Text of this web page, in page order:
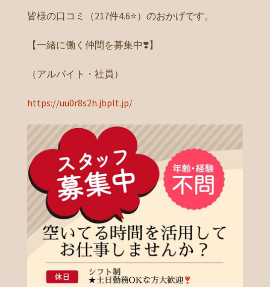
皆様の口コミ（217件4.6⭐️）のおかげです。
【一緒に働く仲間を募集中❣️】
（アルバイト・社員）
https://uu0r8s2h.jbplt.jp/